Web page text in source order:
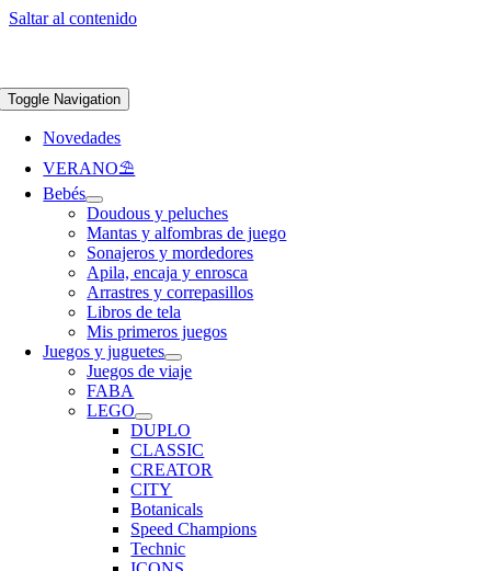
Saltar al contenido
Toggle Navigation
Novedades
VERANO⛱️​
Bebés
Doudous y peluches
Mantas y alfombras de juego
Sonajeros y mordedores
Apila, encaja y enrosca
Arrastres y correpasillos
Libros de tela
Mis primeros juegos
Juegos y juguetes
Juegos de viaje
FABA
LEGO
DUPLO
CLASSIC
CREATOR
CITY
Botanicals
Speed Champions
Technic